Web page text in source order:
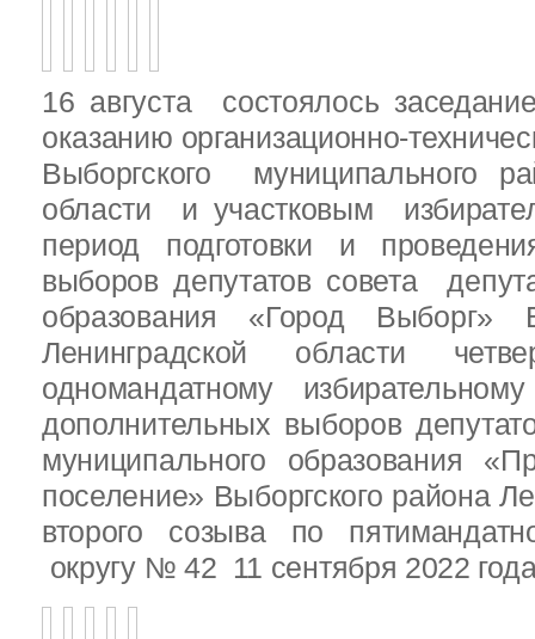
16 августа состоялось
оказанию организационно-
Выборгского муниципального
области и участковым
период подготовки и
выборов депутатов совета
образования «Город Выборг»
Ленинградской области
одномандатному
дополнительных выборов
муниципального образования
поселение» Выборгского района
второго созыва по
округу № 42 11 сентября 2022